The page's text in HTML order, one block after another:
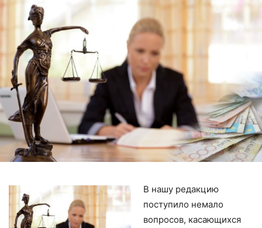
В нашу редакцию
поступило немало
вопросов, касающихся